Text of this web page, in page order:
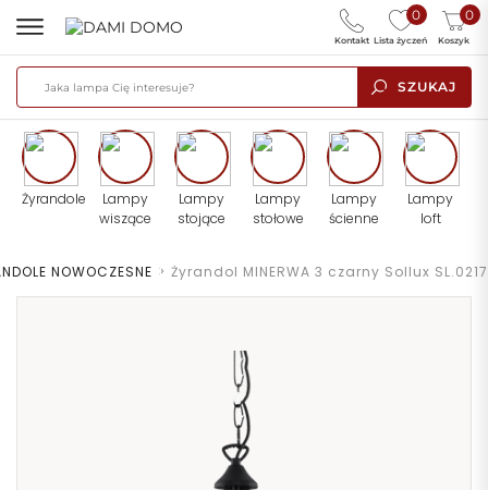
SZUKAJ
0
Lista życzeń
0
Koszyk
Kontakt
Żyrandole
Lampy
wiszące
Lampy
stojące
Lampy
stołowe
Lampy
ścienne
Lampy
loft
NOWOCZESNE > Żyrandol MINERWA 3 czarny Sollux SL.0217